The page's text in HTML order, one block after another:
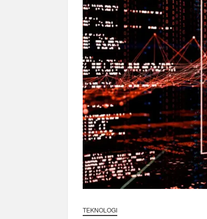
Harga Tiket Kanye West Jakarta
Australia Dukung Transformasi
Harga Galaxy Z Fold 8 Naik
Klasemen Piala AFF 2026 Grup A
TEKNOLOGI